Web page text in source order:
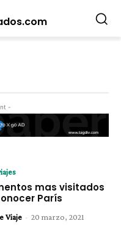
-
mas visitados
París
Viaje - 20 marzo, 2021